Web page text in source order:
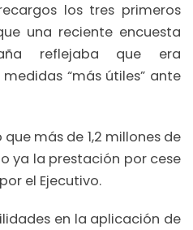
los tres primeros
una reciente encuesta
reflejaba que era
“más útiles” ante
más de 1,2 millones de
ya la prestación por cese
el Ejecutivo.
en la aplicación de